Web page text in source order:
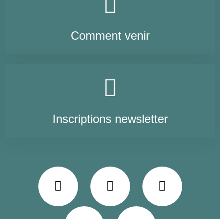
Comment venir
Inscriptions newsletter